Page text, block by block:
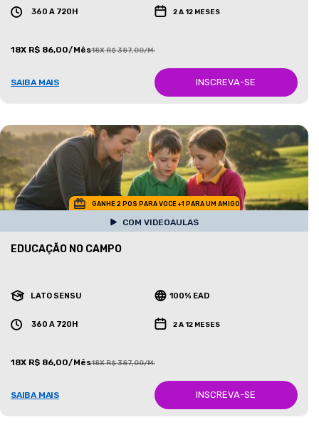
360 A 720H 2 A 12 MESES
18X R$ 86,00/Mês18X R$ 387,00/Mês
SAIBA MAIS INSCREVA-SE
GANHE 2 POS PARA VOCE +1 PARA UM AMIGO
COM VIDEOAULAS
EDUCAÇÃO NO CAMPO
LATO SENSU 100% EAD
360 A 720H 2 A 12 MESES
18X R$ 86,00/Mês18X R$ 387,00/Mês
SAIBA MAIS INSCREVA-SE